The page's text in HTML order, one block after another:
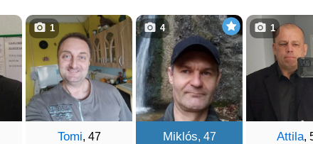
Tomi, 47
1
Miklós, 47
4
Attila,
1